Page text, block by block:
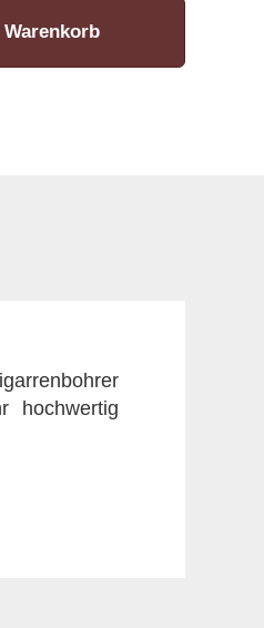
Warenkorb
hochwertig